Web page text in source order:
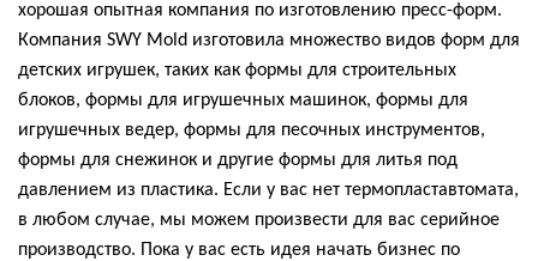
хорошая опытная компания по изготовлению пресс-форм.
Компания SWY Mold изготовила множество видов форм для
детских игрушек, таких как формы для строительных
блоков, формы для игрушечных машинок, формы для
игрушечных ведер, формы для песочных инструментов,
формы для снежинок и другие формы для литья под
давлением из пластика. Если у вас нет термопластавтомата,
в любом случае, мы можем произвести для вас серийное
производство. Пока у вас есть идея начать бизнес по